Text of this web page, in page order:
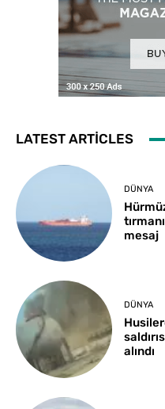
LATEST ARTICLES
DÜNYA
mesaj
DÜNYA
alındı